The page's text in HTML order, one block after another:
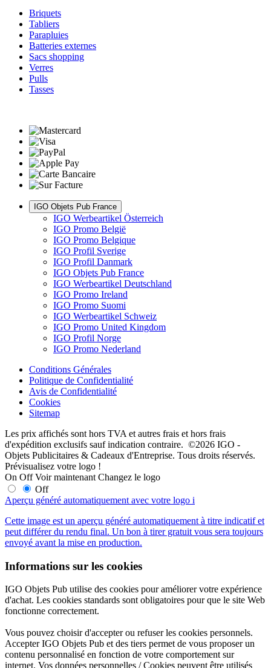
Briquets
Tabliers
Parapluies
Batteries externes
Sacs shopping
Verres
Pulls
Tasses
IGO Objets Pub France
IGO Werbeartikel Österreich
IGO Promo België
IGO Promo Belgique
IGO Profil Sverige
IGO Profil Danmark
IGO Objets Pub France
IGO Werbeartikel Deutschland
IGO Promo Ireland
IGO Promo Suomi
IGO Werbeartikel Schweiz
IGO Promo United Kingdom
IGO Profil Norge
IGO Promo Nederland
Conditions Générales
Politique de Confidentialité
Avis de Confidentialité
Cookies
Sitemap
Les prix affichés sont hors TVA et autres frais et hors frais
d'expédition exclusifs sauf indication contraire. ©2026 IGO -
Objets Publicitaires & Cadeaux d'Entreprise. Tous droits réservés.
Prévisualisez votre logo !
On Off Voir maintenant Changez le logo
Off
Aperçu généré automatiquement avec votre logo i
Cette image est un aperçu généré automatiquement à titre indicatif et
peut différer du rendu final. Un bon à tirer gratuit vous sera toujours
envoyé avant la mise en production.
Informations sur les cookies
IGO Objets Pub utilise des cookies pour améliorer votre expérience
d'achat. Les cookies standards sont obligatoires pour que le site Web
fonctionne correctement.
Vous pouvez choisir d'accepter ou refuser les cookies personnels.
Accepter IGO Objets Pub et des tiers permet de vous proposer un
contenu personnalisé en fonction de votre comportement sur
internet. Vos données personnelles / Cookies peuvent être utilisés